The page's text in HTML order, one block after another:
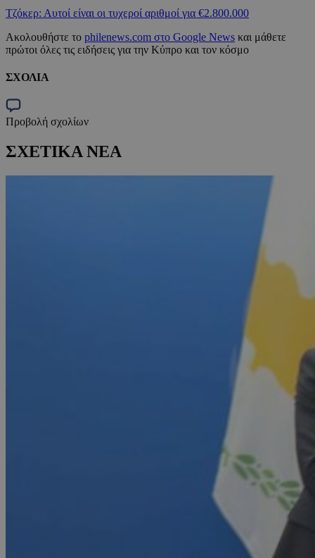
Τζόκερ: Αυτοί είναι οι τυχεροί αριθμοί για €2.800.000
Ακολουθήστε το philenews.com στο Google News και μάθετε
πρώτοι όλες τις ειδήσεις για την Κύπρο και τον κόσμο
ΣΧΟΛΙΑ
Προβολή σχολίων
ΣΧΕΤΙΚΑ ΝΕΑ